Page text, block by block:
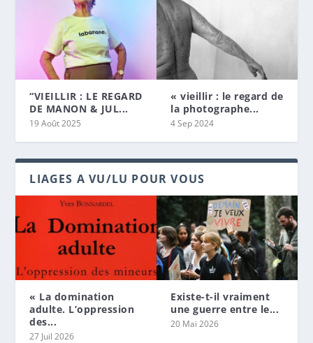
“VIEILLIR : LE REGARD
DE MANON & JUL...
19 Août 2025
« vieillir : le regard de
la photographe...
4 Sep 2024
LIAGES A VU/LU POUR VOUS
« La domination
adulte. L’oppression
des...
27 Juil 2026
Existe-t-il vraiment
une guerre entre le...
20 Mai 2026